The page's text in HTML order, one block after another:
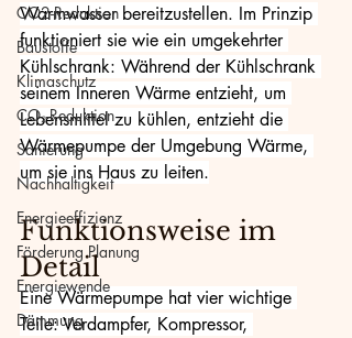
CO2-Reduktion
Baustoffe
Klimaschutz
CO₂-Reduktion
Sanierung
Nachhaltigkeit
Energieeffizienz
Förderung Planung
Energiewende
Dämmung
Warmwasser bereitzustellen. Im Prinzip
funktioniert sie wie ein umgekehrter
Kühlschrank: Während der Kühlschrank
seinem Inneren Wärme entzieht, um
Lebensmittel zu kühlen, entzieht die
Wärmepumpe der Umgebung Wärme,
um sie ins Haus zu leiten.
Funktionsweise im
Detail
Eine Wärmepumpe hat vier wichtige
Teile: Verdampfer, Kompressor,